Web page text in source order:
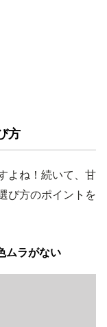
方
よね！続いて、甘
び方のポイントを
ムラがない